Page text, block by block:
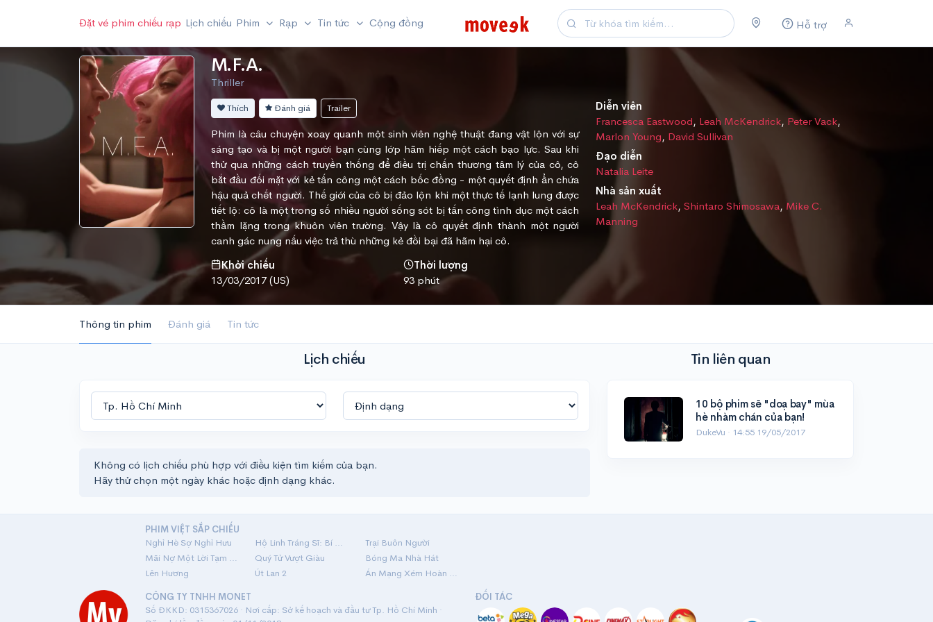
Hỗ trợ
Đặt vé phim chiếu rạp Lịch chiếu Phim Rạp Tin tức Cộng đồng
M.F.A.
Thriller
Thích Đánh giá Trailer
Phim là câu chuyện xoay quanh một sinh viên nghệ thuật đang vật lộn với sự
sáng tạo và bị một người bạn cùng lớp hãm hiếp một cách bạo lực. Sau khi
thử qua những cách truyền thống để điều trị chấn thương tâm lý của cô, cô
bắt đầu đối mặt với kẻ tấn công một cách bốc đồng - một quyết định ẩn chứa
hậu quả chết người. Thế giới của cô bị đảo lộn khi một thực tế lạnh lung được
tiết lộ: cô là một trong số nhiều người sống sót bị tấn công tình dục một cách
thầm lặng trong khuôn viên trường. Vậy là cô quyết định thành một người
canh gác nung nấu việc trả thù những kẻ đồi bại đã hãm hại cô.
Khởi chiếu
13/03/2017 (US)
Thời lượng
93 phút
Diễn viên
Francesca Eastwood, Leah McKendrick, Peter Vack,
Marlon Young, David Sullivan
Đạo diễn
Natalia Leite
Nhà sản xuất
Leah McKendrick,Shintaro Shimosawa, Mike C.
Manning
Thông tin phim Đánh giá Tin tức
Lịch chiếu
Không có lịch chiếu phù hợp với điều kiện tìm kiếm của bạn.
Hãy thử chọn một ngày khác hoặc định dạng khác.
Tin liên quan
10 bộ phim sẽ "doạ bay" mùa
hè nhàm chán của bạn!
DukeVu · 14:55 19/05/2017
PHIM VIỆT SẮP CHIẾU
Nghỉ Hè Sợ Nghỉ Hưu
Hộ Linh Tráng Sĩ: Bí Ẩn Mộ Vua Đinh
Trại Buôn Người
Mãi Nợ Một Lời Tạm Biệt
Quý Tử Vượt Giàu
Bóng Ma Nhà Hát
Lên Hương
Út Lan 2
Án Mạng Xém Hoàn Hảo
CÔNG TY TNHH MONET
Số ĐKKD: 0315367026 · Nơi cấp: Sở kế hoạch và đầu tư Tp. Hồ Chí Minh ·
ĐỐI TÁC